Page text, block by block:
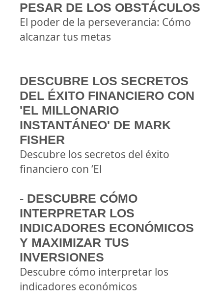
PESAR DE LOS OBSTÁCULOS
El poder de la perseverancia: Cómo
alcanzar tus metas
DESCUBRE LOS SECRETOS
DEL ÉXITO FINANCIERO CON
'EL MILLONARIO
INSTANTÁNEO' DE MARK
FISHER
Descubre los secretos del éxito
financiero con ‘El
- DESCUBRE CÓMO
INTERPRETAR LOS
INDICADORES ECONÓMICOS
Y MAXIMIZAR TUS
INVERSIONES
Descubre cómo interpretar los
indicadores económicos